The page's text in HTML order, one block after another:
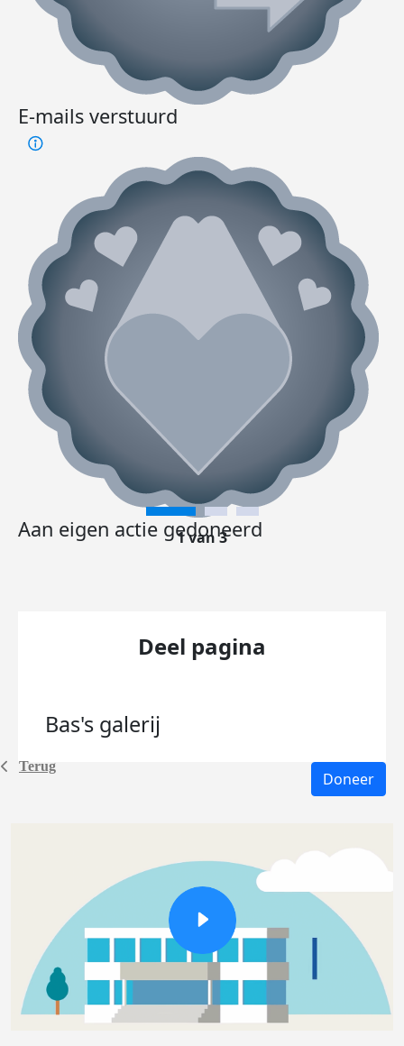
Terug
E-mails verstuurd
Aan eigen actie gedoneerd
1 van 3
Deel pagina
Bas's galerij
Doneer